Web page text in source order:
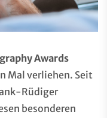
Awards
Mal verliehen. Seit
Rüdiger
besonderen